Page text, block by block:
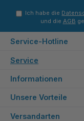
Ich habe die
und die AGB
Service-Hotline
Service
Informationen
Unsere Vorteile
Versandarten